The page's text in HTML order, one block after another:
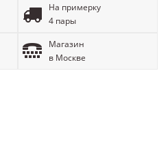
На примерку
4 пары
Магазин
в Москве